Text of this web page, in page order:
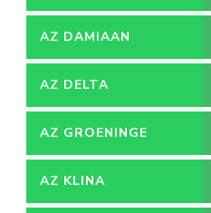
AZ DAMIAAN
AZ DELTA
AZ GROENINGE
AZ KLINA